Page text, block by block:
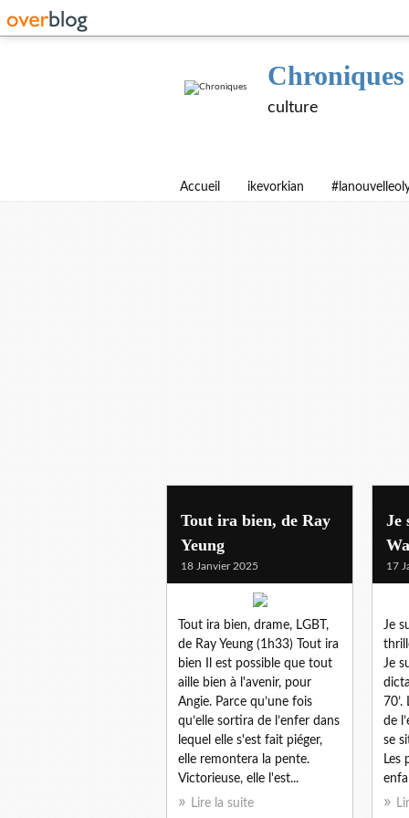
Chroniques
culture
Accueil ikevorkian
drame
Tout ira bien, de Ray
Yeung
18 Janvier 2025
Tout ira bien, drame, LGBT,
de Ray Yeung (1h33) Tout ira
bien Il est possible que tout
aille bien à l'avenir, pour
Angie. Parce qu’une fois
qu’elle sortira de l’enfer dans
lequel elle s'est fait piéger,
elle remontera la pente.
Victorieuse, elle l'est...
Lire la suite
Je
17
Je
Je
de
se
Les